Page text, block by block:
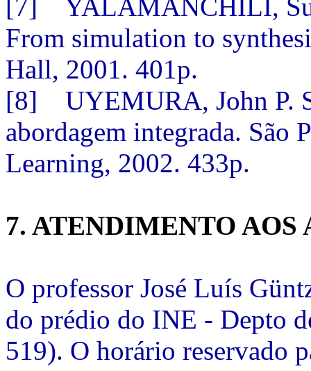
[7] YALAMANCHILI,
From simulation to
Hall, 2001. 401p.
[8] UYEMURA, John P.
abordagem integrada. São
Learning, 2002. 433p.
7. ATENDIMENTO AOS
O professor José Luís
do prédio do INE - Depto
519). O horário reservado